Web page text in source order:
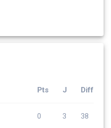
Pts J Diff
0 3 38